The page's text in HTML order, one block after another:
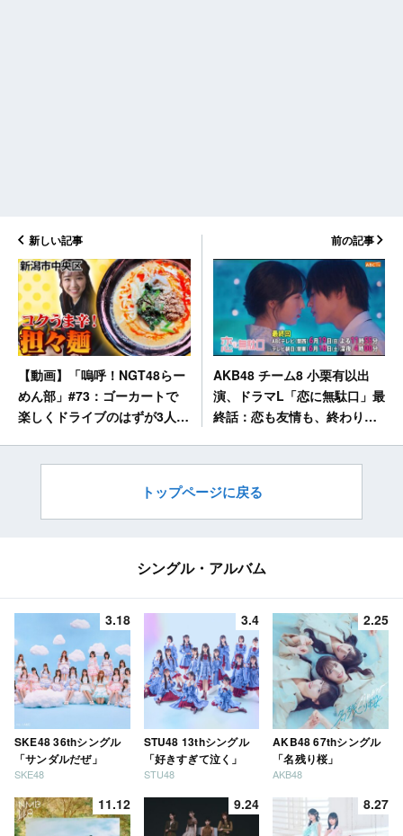
新しい記事
【動画】「嗚呼！NGT48らー
めん部」#73：ゴーカートで
楽しくドライブのはずが3人の
前の記事
AKB48 チーム8 小栗有以出
演、ドラマL「恋に無駄口」最
終話：恋も友情も、終わりは
トップページに戻る
シングル・アルバム
3.18
SKE48 36thシングル
「サンダルだぜ」
SKE48
3.4
STU48 13thシングル
「好きすぎて泣く」
STU48
2.25
AKB48 67thシングル
「名残り桜」
AKB48
11.12 9.24 8.27